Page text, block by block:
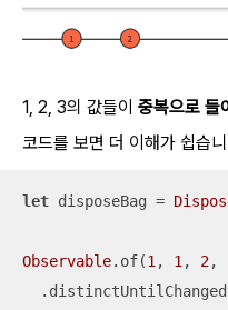
1, 2, 3의 값들이 중복으로 들
코드를 보면 더 이해가 쉽습
let disposeBag =
Observable.of(1 , 1 , 2,